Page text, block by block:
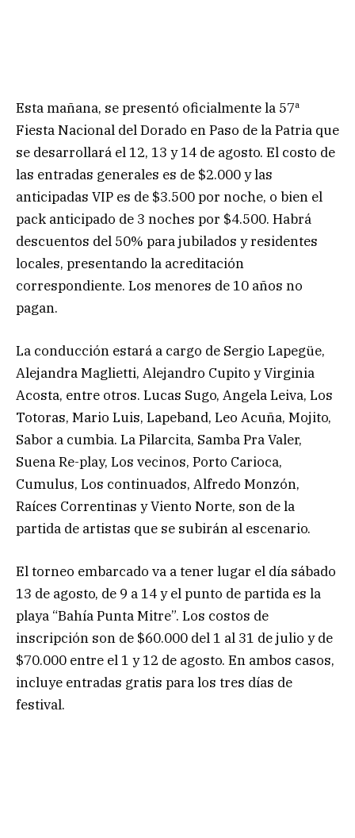
Esta mañana, se presentó oficialmente la 57ª
Fiesta Nacional del Dorado en Paso de la Patria que
se desarrollará el 12, 13 y 14 de agosto. El costo de
las entradas generales es de $2.000 y las
anticipadas VIP es de $3.500 por noche, o bien el
pack anticipado de 3 noches por $4.500. Habrá
descuentos del 50% para jubilados y residentes
locales, presentando la acreditación
correspondiente. Los menores de 10 años no
pagan.
La conducción estará a cargo de Sergio Lapegüe,
Alejandra Maglietti, Alejandro Cupito y Virginia
Acosta, entre otros. Lucas Sugo, Angela Leiva, Los
Totoras, Mario Luis, Lapeband, Leo Acuña, Mojito,
Sabor a cumbia. La Pilarcita, Samba Pra Valer,
Suena Re-play, Los vecinos, Porto Carioca,
Cumulus, Los continuados, Alfredo Monzón,
Raíces Correntinas y Viento Norte, son de la
partida de artistas que se subirán al escenario.
El torneo embarcado va a tener lugar el día sábado
13 de agosto, de 9 a 14 y el punto de partida es la
playa “Bahía Punta Mitre”. Los costos de
inscripción son de $60.000 del 1 al 31 de julio y de
$70.000 entre el 1 y 12 de agosto. En ambos casos,
incluye entradas gratis para los tres días de
festival.